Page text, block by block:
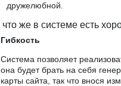
дружелюбной.
что же в системе есть
Гибкость
Система позволяет
она будет брать на себя
карты сайта, так что внося